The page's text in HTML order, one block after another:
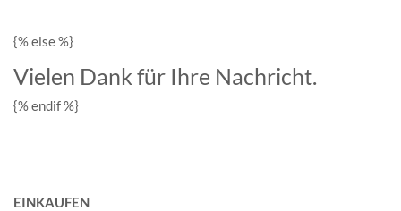
{% else %}
Vielen Dank für Ihre Nachricht.
{% endif %}
EINKAUFEN